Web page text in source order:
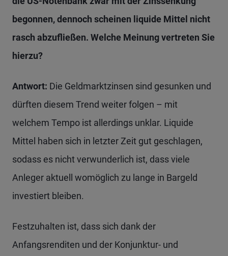
begonnen, dennoch scheinen liquide Mittel nicht
rasch abzufließen. Welche Meinung vertreten Sie
hierzu?
Antwort: Die Geldmarktzinsen sind gesunken und
dürften diesem Trend weiter folgen – mit
welchem Tempo ist allerdings unklar. Liquide
Mittel haben sich in letzter Zeit gut geschlagen,
sodass es nicht verwunderlich ist, dass viele
Anleger aktuell womöglich zu lange in Bargeld
investiert bleiben.
Festzuhalten ist, dass sich dank der
Anfangsrenditen und der Konjunktur- und